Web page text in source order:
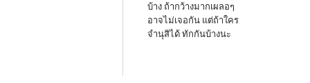
บ้าง ถ้ากว้างมากเผลอๆ
อาจไม่เจอกัน แต่ถ้าใคร
จำนุสิได้ ทักกันบ้างนะ